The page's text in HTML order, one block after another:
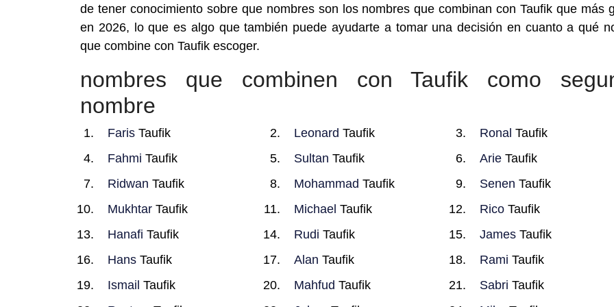
de tener conocimiento sobre que nombres son los nombres que combinan con Taufik que más
en 2026, lo que es algo que también puede ayudarte a tomar una decisión en cuanto a qué
que combine con Taufik escoger.
nombres que combinen con Taufik como
nombre
Faris Taufik Leonard Taufik Ronal Taufik
Fahmi Taufik Sultan Taufik Arie Taufik
Ridwan Taufik Mohammad Taufik Senen Taufik
Mukhtar Taufik Michael Taufik Rico Taufik
Hanafi Taufik Rudi Taufik James Taufik
Hans Taufik Alan Taufik Rami Taufik
Ismail Taufik Mahfud Taufik Sabri Taufik